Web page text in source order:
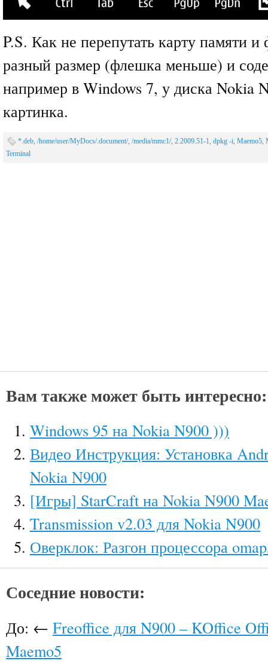
P.S. Как не перепутать карту памяти
разный размер (флешка меньше) и
например в Windows 7, у диска Nokia
картинка.
*.deb, /home/user/MyDocs/.document/, /media/mmc1/, 2.2009.51-1, dpkg -i, Maemo5,
Terminal
Вам также может быть интересно:
Windows 95 на Nokia N900 )))
Видео Инструкция: Установка
Nokia N900
[Игры] StarCraft на Nokia N900
Transmission v2.03 для Nokia N900
Оверклок: Разгон процессора
Соседние новости:
До: ← Freoffice для N900 – KOffice
Maemo5